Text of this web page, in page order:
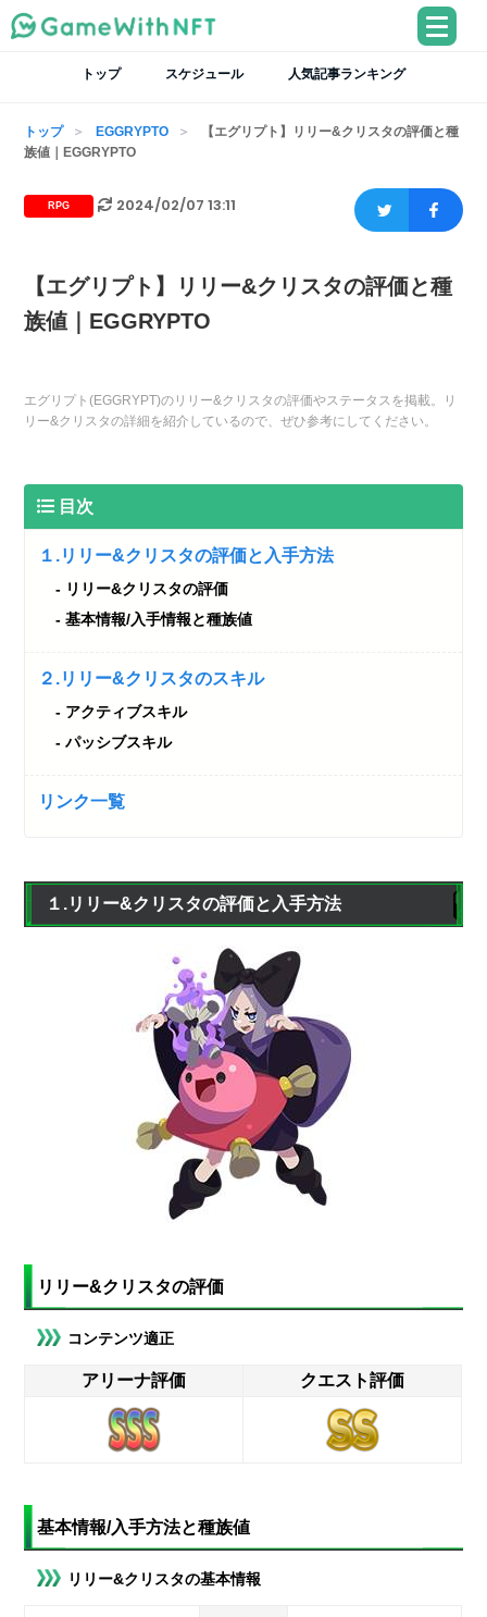
トップ スケジュール 人気記事ランキング
トップ EGGRYPTO
【エグリプト】リリー&クリスタの評価と種
族値｜EGGRYPTO
RPG 2024/02/07 13:11
【エグリプト】リリー&クリスタの評価と種
族値｜EGGRYPTO
エグリプト(EGGRYPT)のリリー&クリスタの評価やステータスを掲載。リ
リー&クリスタの詳細を紹介しているので、ぜひ参考にしてください。
目次
１.リリー&クリスタの評価と入手方法
リリー&クリスタの評価
基本情報/入手情報と種族値
２.リリー&クリスタのスキル
アクティブスキル
パッシブスキル
リンク一覧
１.リリー&クリスタの評価と入手方法
リリー&クリスタの評価
コンテンツ適正
アリーナ評価 クエスト評価
基本情報/入手方法と種族値
リリー&クリスタの基本情報